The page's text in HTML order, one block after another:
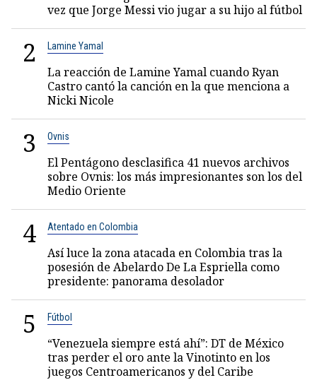
vez que Jorge Messi vio jugar a su hijo al fútbol
2 Lamine Yamal
La reacción de Lamine Yamal cuando Ryan
Castro cantó la canción en la que menciona a
Nicki Nicole
3 Ovnis
El Pentágono desclasifica 41 nuevos archivos
sobre Ovnis: los más impresionantes son los del
Medio Oriente
4 Atentado en Colombia
Así luce la zona atacada en Colombia tras la
posesión de Abelardo De La Espriella como
presidente: panorama desolador
5 Fútbol
“Venezuela siempre está ahí”: DT de México
tras perder el oro ante la Vinotinto en los
juegos Centroamericanos y del Caribe